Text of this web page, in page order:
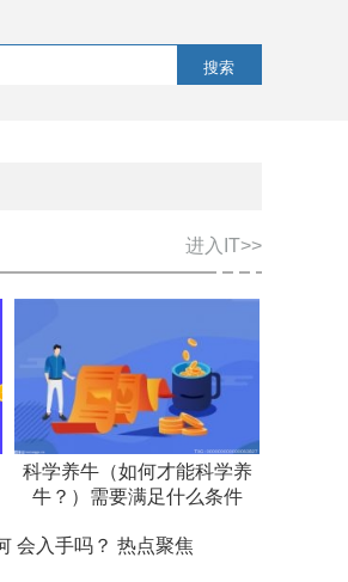
搜索
进入IT>>
科学养牛（如何才能科学养
牛？）需要满足什么条件
会入手吗？ 热点聚焦